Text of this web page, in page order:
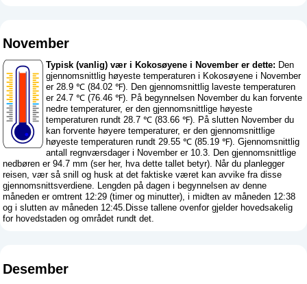
November
Typisk (vanlig) vær i Kokosøyene i November er dette: Den
gjennomsnittlig høyeste temperaturen i Kokosøyene i November
er 28.9 ℃ (84.02 ℉). Den gjennomsnittlig laveste temperaturen
er 24.7 ℃ (76.46 ℉). På begynnelsen November du kan forvente
nedre temperaturer, er den gjennomsnittlige høyeste
temperaturen rundt 28.7 ℃ (83.66 ℉). På slutten November du
kan forvente høyere temperaturer, er den gjennomsnittlige
høyeste temperaturen rundt 29.55 ℃ (85.19 ℉). Gjennomsnittlig
antall regnværsdager i November er 10.3. Den gjennomsnittlige
nedbøren er 94.7 mm (ser her, hva dette tallet betyr). Når du planlegger
reisen, vær så snill og husk at det faktiske været kan avvike fra disse
gjennomsnittsverdiene. Lengden på dagen i begynnelsen av denne
måneden er omtrent 12:29 (timer og minutter), i midten av måneden 12:38
og i slutten av måneden 12:45.Disse tallene ovenfor gjelder hovedsakelig
for hovedstaden og området rundt det.
Desember